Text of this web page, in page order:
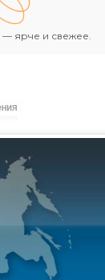
ярче и свежее.